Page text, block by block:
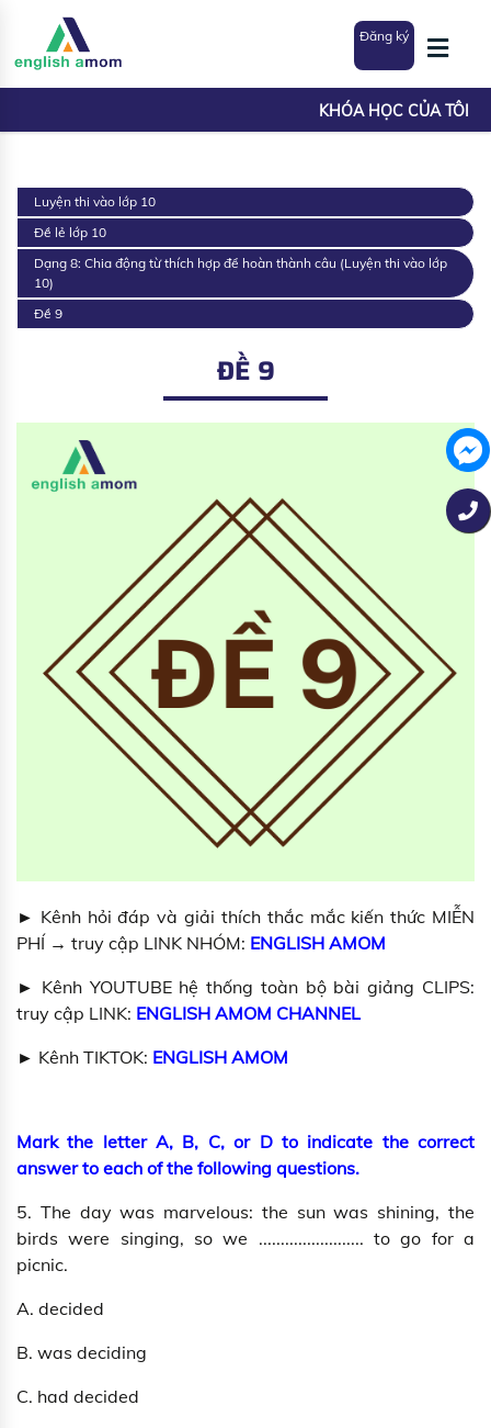
Đăng ký
KHÓA HỌC CỦA TÔI
Luyện thi vào lớp 10
Đề lẻ lớp 10
Dạng 8: Chia động từ thích hợp để hoàn thành câu (Luyện thi vào lớp
10)
Đề 9
ĐỀ 9
► Kênh hỏi đáp và giải thích thắc mắc kiến thức MIỄN
PHÍ → truy cập LINK NHÓM: ENGLISH AMOM
► Kênh YOUTUBE hệ thống toàn bộ bài giảng CLIPS:
truy cập LINK: ENGLISH AMOM CHANNEL
► Kênh TIKTOK: ENGLISH AMOM
Mark the letter A, B, C, or D to indicate the correct
answer to each of the following questions.
5. The day was marvelous: the sun was shining, the
birds were singing, so we ........................ to go for a
picnic.
A. decided
B. was deciding
C. had decided